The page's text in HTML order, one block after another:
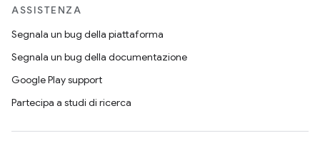
ASSISTENZA
Segnala un bug della piattaforma
Segnala un bug della documentazione
Google Play support
Partecipa a studi di ricerca